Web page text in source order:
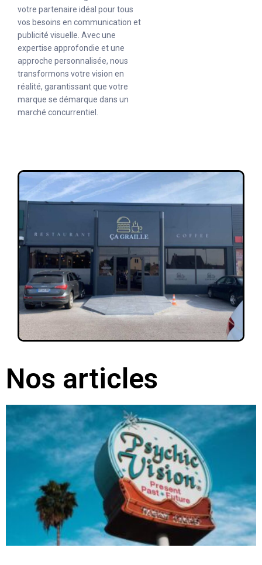
votre partenaire idéal pour tous
vos besoins en communication et
publicité visuelle. Avec une
expertise approfondie et une
approche personnalisée, nous
transformons votre vision en
réalité, garantissant que votre
marque se démarque dans un
marché concurrentiel.
Nos articles